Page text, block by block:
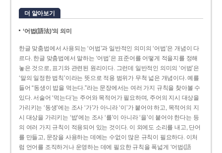
더 알아보기
‘어법(語法)’의 의미
한글 맞춤법에서 사용되는 ‘어법’과 일반적인 의미의 ‘어법’은 개념이 다
르다. 한글 맞춤법에서 말하는 ‘어법’은 표준어를 어떻게 적을지를 정해
놓은 것으로, 표기와 관련된 원리이다. 그런데 일반적인 의미의 ‘어법’은
‘말의 일정한 법칙’이라는 뜻으로 적용 범위가 무척 넓은 개념이다. 예를
들어 “동생이 밥을 먹는다.”라는 문장에서는 여러 가지 규칙을 찾아볼 수
있다. 서술어 ‘먹는다’는 주어와 목적어가 필요하며, 주어의 지시 대상을
가리키는 ‘동생’에는 조사 ‘가’가 아니라 ‘이’가 붙어야 하고, 목적어의 지
시 대상을 가리키는 ‘밥’에는 조사 ‘를’이 아니라 ‘을’이 붙어야 한다는 등
의 여러 가지 규칙이 적용되어 있는 것이다. 이 외에도 소리를 내고, 단어
를 만들고, 문장을 사용하는 데에는 수없이 많은 규칙이 필요하다. 이처
럼 언어를 조직하거나 운영하는 데에 필요한 규칙을 폭넓게 ‘어법(語